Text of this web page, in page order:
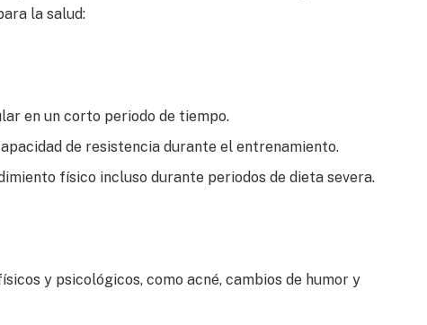
la salud:
en un corto periodo de tiempo.
de resistencia durante el entrenamiento.
físico incluso durante periodos de dieta severa.
y psicológicos, como acné, cambios de humor y